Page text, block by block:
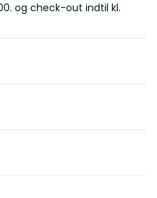
og check-out indtil kl.